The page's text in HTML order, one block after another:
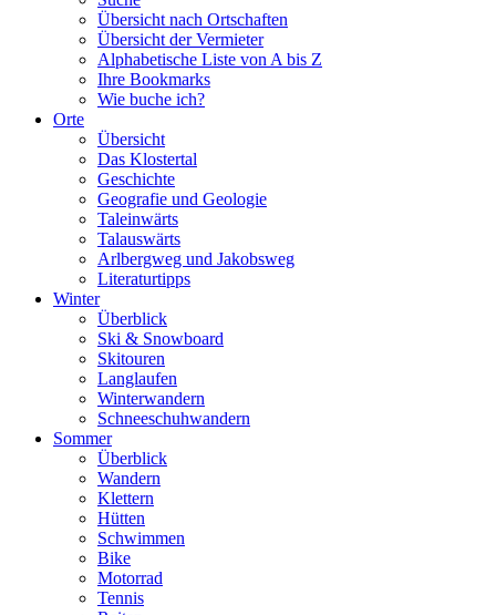
Übersicht nach Ortschaften
Übersicht der Vermieter
Alphabetische Liste von A bis Z
Ihre Bookmarks
Wie buche ich?
Orte
Übersicht
Das Klostertal
Geschichte
Geografie und Geologie
Taleinwärts
Talauswärts
Arlbergweg und Jakobsweg
Literaturtipps
Winter
Überblick
Ski & Snowboard
Skitouren
Langlaufen
Winterwandern
Schneeschuhwandern
Sommer
Überblick
Wandern
Klettern
Hütten
Schwimmen
Bike
Motorrad
Tennis